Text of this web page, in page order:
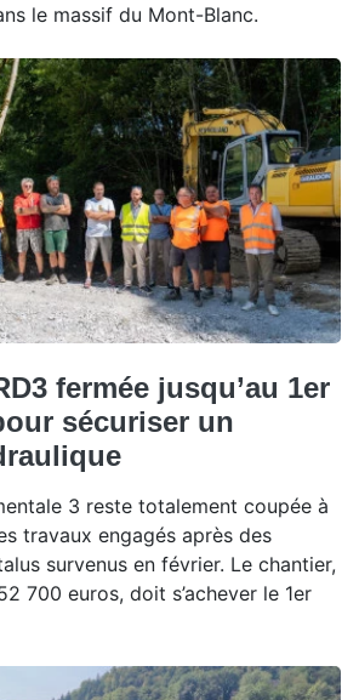
le massif du Mont-Blanc.
fermée jusqu’au 1er
sécuriser un
3 reste totalement coupée à
travaux engagés après des
survenus en février. Le chantier,
700 euros, doit s’achever le 1er